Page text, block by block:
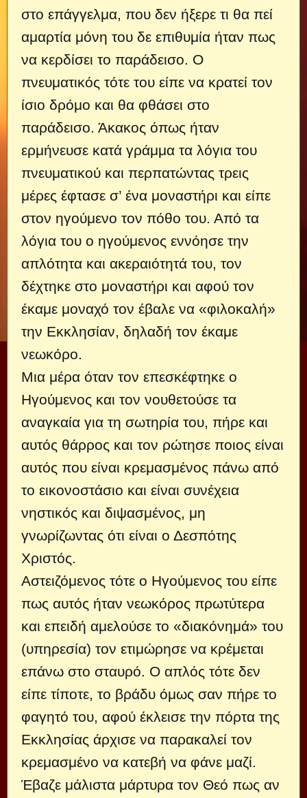
στο επάγγελμα, που δεν ήξερε τι θα πεί
αμαρτία μόνη του δε επιθυμία ήταν πως
να κερδίσει το παράδεισο. Ο
πνευματικός τότε του είπε να κρατεί τον
ίσιο δρόμο και θα φθάσει στο
παράδεισο. Άκακος όπως ήταν
ερμήνευσε κατά γράμμα τα λόγια του
πνευματικού και περπατώντας τρεις
μέρες έφτασε σ’ ένα μοναστήρι και είπε
στον ηγούμενο τον πόθο του. Από τα
λόγια του ο ηγούμενος εννόησε την
απλότητα και ακεραιότητά του, τον
δέχτηκε στο μοναστήρι και αφού τον
έκαμε μοναχό τον έβαλε να «φιλοκαλή»
την Εκκλησίαν, δηλαδή τον έκαμε
νεωκόρο.
Μια μέρα όταν τον επεσκέφτηκε ο
Ηγούμενος και τον νουθετούσε τα
αναγκαία για τη σωτηρία του, πήρε και
αυτός θάρρος και τον ρώτησε ποιος είναι
αυτός που είναι κρεμασμένος πάνω από
το εικονοστάσιο και είναι συνέχεια
νηστικός και διψασμένος, μη
γνωρίζωντας ότι είναι ο Δεσπότης
Χριστός.
Αστειζόμενος τότε ο Ηγούμενος του είπε
πως αυτός ήταν νεωκόρος πρωτύτερα
και επειδή αμελούσε το «διακόνημά» του
(υπηρεσία) τον ετιμώρησε να κρέμεται
επάνω στο σταυρό. Ο απλός τότε δεν
είπε τίποτε, το βράδυ όμως σαν πήρε το
φαγητό του, αφού έκλεισε την πόρτα της
Εκκλησίας άρχισε να παρακαλεί τον
κρεμασμένο να κατεβή να φάνε μαζί.
Έβαζε μάλιστα μάρτυρα τον Θεό πως αν